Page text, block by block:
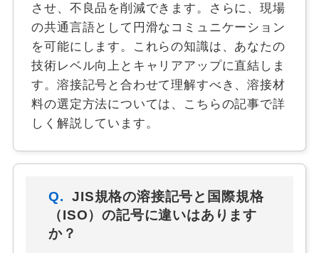
させ、不良品を削減できます。さらに、現場
の共通言語として円滑なコミュニケーション
を可能にします。これらの知識は、あなたの
技術レベル向上とキャリアアップに直結しま
す。溶接記号と合わせて理解すべき、溶接材
料の選定方法については、こちらの記事で詳
しく解説しています。
Q.
JIS規格の溶接記号と国際規格
（ISO）の記号に違いはあります
か？